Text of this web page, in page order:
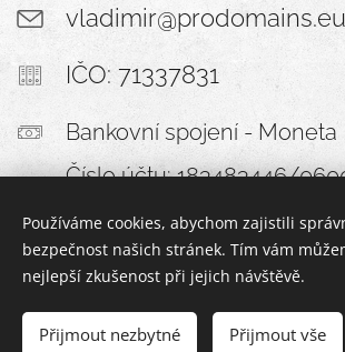
vladimir@prodomains.eu
IČO: 71337831
Bankovní spojení - Moneta
Číslo účtu: 183483446/
ProDomains EU/CZ/SK
Používáme cookies, abychom zajistili
bezpečnost našich stránek. Tím vám
nejlepší zkušenost při jejich návštěvě.
Přijmout nezbytné Přijmout vše